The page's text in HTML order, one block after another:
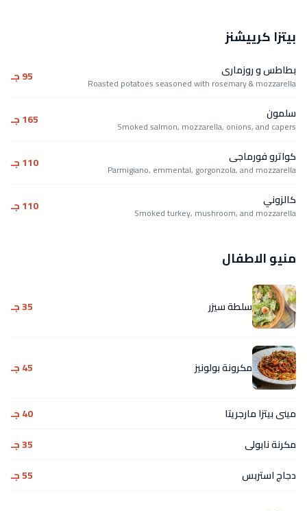
بيتزا كرييشنز
بطاطس و روزمارى
Roasted potatoes seasoned with rosemary & mozzarella 95 جـ
سلمون
Smoked salmon, mozzarella, onions, and capers 165 جـ
كواترو فورماجى
Parmigiano, emmental, gorgonzola, and mozzarella 110 جـ
كالزوني
Smoked turkey, mushroom, and mozzarella 110 جـ
منيو الاطفال
سلطة سيزر 35 جـ
مكرونة بولونيز 45 جـ
مينى بيتزا مارجريتا
40 جـ
مكرنة نابولى
35 جـ
دجاج استربس
55 جـ